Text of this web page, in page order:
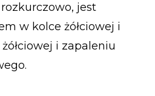
jest
w kolce żółciowej i
i zapaleniu